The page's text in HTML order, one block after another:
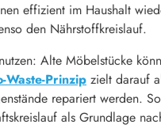
effizient im Haushalt
den Nährstoffkreislauf.
Alte Möbelstücke
Waste-Prinzip zielt darauf
repariert werden.
als Grundlage